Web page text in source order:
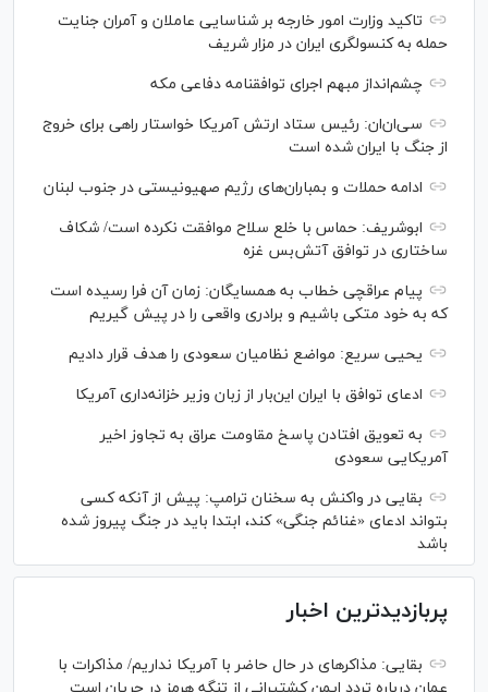
تاکید وزارت امور خارجه بر شناسایی عاملان و آمران جنایت
حمله به کنسولگری ایران در مزار شریف
چشم‌انداز مبهم اجرای توافقنامه دفاعی مکه
سی‌ان‌‌ان: رئیس ستاد ارتش آمریکا خواستار راهی برای خروج
از جنگ با ایران شده است
ادامه حملات و بمباران‌های رژیم صهیونیستی در جنوب لبنان
ابوشریف: حماس با خلع سلاح موافقت نکرده است/ شکاف
ساختاری در توافق آتش‌‎بس غزه
پیام عراقچی خطاب به همسایگان: زمان آن فرا رسیده است
که به خود متکی باشیم و برادری واقعی را در پیش گیریم
یحیی سریع: مواضع نظامیان سعودی را هدف قرار دادیم
ادعای توافق با ایران این‌بار از زبان وزیر خزانه‌داری آمریکا
به تعویق افتادن پاسخ مقاومت عراق به تجاوز اخیر
آمریکایی سعودی
بقایی در واکنش به سخنان ترامپ: پیش از آنکه کسی
بتواند ادعای «غنائم جنگی» کند، ابتدا باید در جنگ پیروز شده
باشد
پربازدیدترین اخبار
بقایی: مذاکره‎ای در حال حاضر با آمریکا نداریم/ مذاکرات با
عمان درباره تردد ایمن کشتیرانی از تنگه هرمز در جریان است